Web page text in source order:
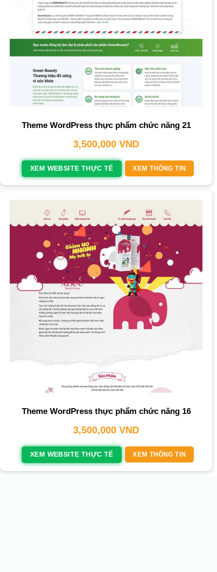
Theme WordPress thực phẩm chức năng 21
3,500,000 VND
XEM WEBSITE THỰC TẾ XEM THÔNG TIN
Theme WordPress thực phẩm chức năng 16
3,500,000 VND
XEM WEBSITE THỰC TẾ XEM THÔNG TIN